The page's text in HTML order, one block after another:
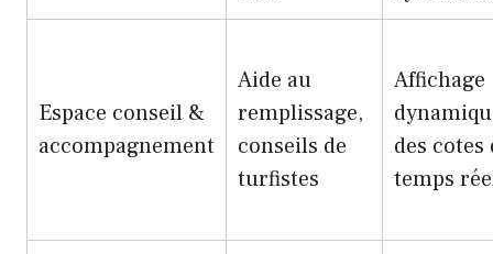
Espace conseil &
accompagnement
Aide au
remplissage,
conseils de
turfistes
Affichage
des cotes
temps